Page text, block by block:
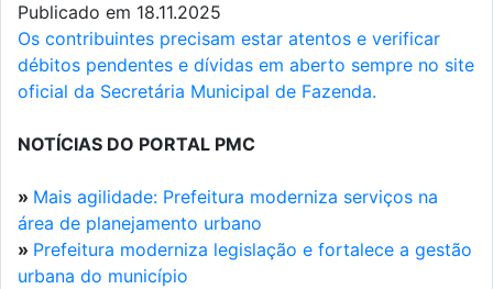
Publicado em 18.11.2025
Os contribuintes precisam estar atentos e verificar
débitos pendentes e dívidas em aberto sempre no site
oficial da Secretária Municipal de Fazenda.
NOTÍCIAS DO PORTAL PMC
» Mais agilidade: Prefeitura moderniza serviços na
área de planejamento urbano
» Prefeitura moderniza legislação e fortalece a gestão
urbana do município